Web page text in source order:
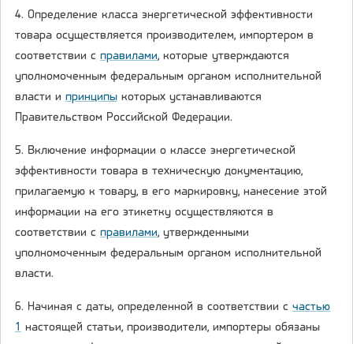
4. Определение класса энергетической эффективности
товара осуществляется производителем, импортером в
соответствии с правилами, которые утверждаются
уполномоченным федеральным органом исполнительной
власти и принципы которых устанавливаются
Правительством Российской Федерации.
5. Включение информации о классе энергетической
эффективности товара в техническую документацию,
прилагаемую к товару, в его маркировку, нанесение этой
информации на его этикетку осуществляются в
соответствии с правилами, утвержденными
уполномоченным федеральным органом исполнительной
власти.
6. Начиная с даты, определенной в соответствии с частью
1 настоящей статьи, производители, импортеры обязаны